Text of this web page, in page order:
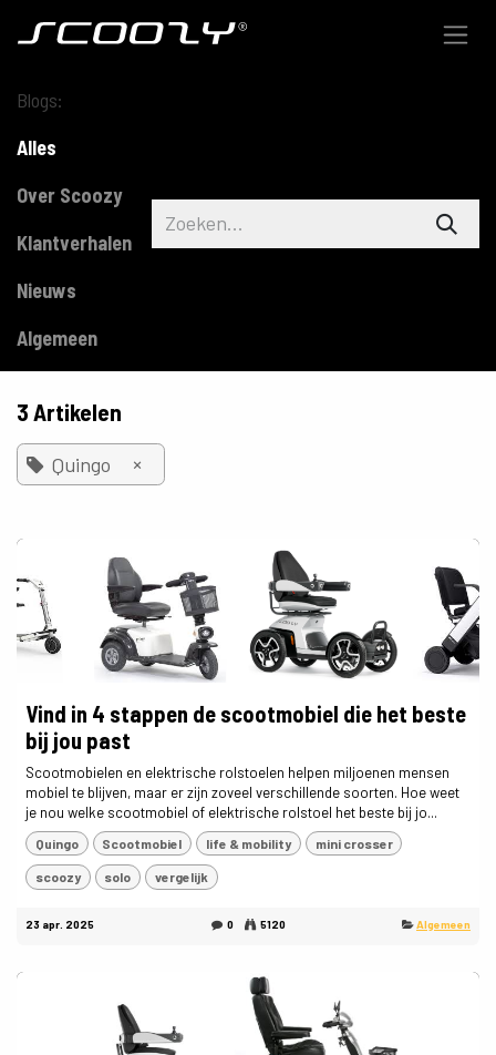
Blogs:
Alles
Over Scoozy
Klantverhalen
Nieuws
Algemeen
3 Artikelen
Quingo ×
Vind in 4 stappen de scootmobiel die het beste
bij jou past
Scootmobielen en elektrische rolstoelen helpen miljoenen mensen
mobiel te blijven, maar er zijn zoveel verschillende soorten. Hoe weet
je nou welke scootmobiel of elektrische rolstoel het beste bij jo...
Quingo Scootmobiel life & mobility mini crosser
scoozy solo vergelijk
23 apr. 2025 0 5120 Algemeen